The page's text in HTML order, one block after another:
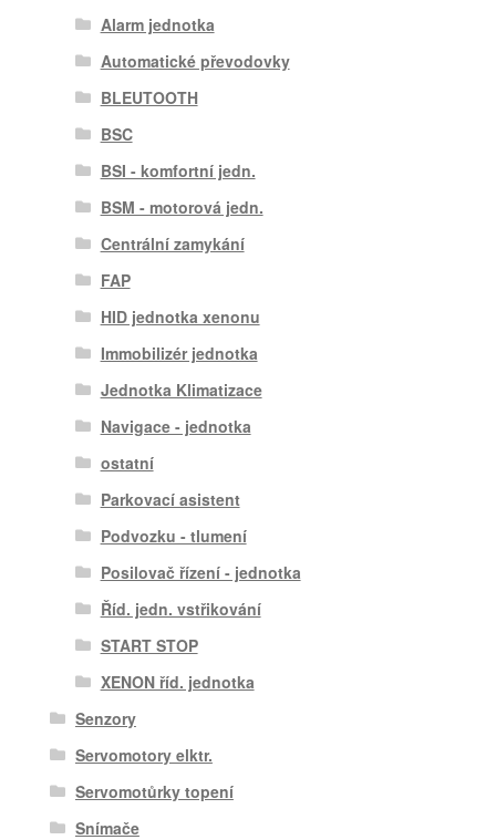
Alarm jednotka
Automatické převodovky
BLEUTOOTH
BSC
BSI - komfortní jedn.
BSM - motorová jedn.
Centrální zamykání
FAP
HID jednotka xenonu
Immobilizér jednotka
Jednotka Klimatizace
Navigace - jednotka
ostatní
Parkovací asistent
Podvozku - tlumení
Posilovač řízení - jednotka
Říd. jedn. vstřikování
START STOP
XENON říd. jednotka
Senzory
Servomotory elktr.
Servomotůrky topení
Snímače